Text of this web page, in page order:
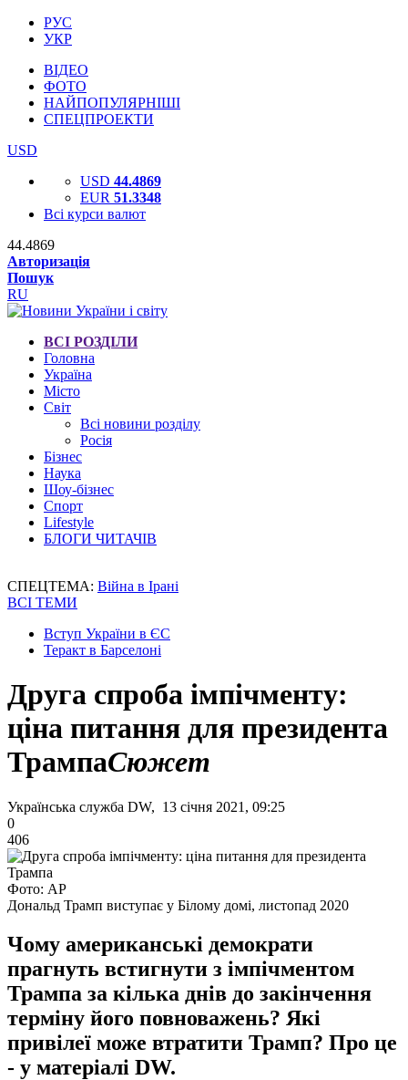
РУС
УКР
ВІДЕО
ФОТО
НАЙПОПУЛЯРНІШІ
СПЕЦПРОЕКТИ
USD
USD 44.4869
EUR 51.3348
Всі курси валют
44.4869
Авторизація
Пошук
RU
ВСІ РОЗДІЛИ
Головна
Україна
Місто
Світ
Всі новини розділу
Росія
Бізнес
Наука
Шоу-бізнес
Спорт
Lifestyle
БЛОГИ ЧИТАЧІВ
СПЕЦТЕМА: Війна в Ірані
ВСІ ТЕМИ
Вступ України в ЄС
Теракт в Барселоні
Друга спроба імпічменту:
ціна питання для президента
ТрампаСюжет
Українська служба DW, 13 січня 2021, 09:25
0
406
Фото: АР
Дональд Трамп виступає у Білому домі, листопад 2020
Чому американські демократи
прагнуть встигнути з імпічментом
Трампа за кілька днів до закінчення
терміну його повноважень? Які
привілеї може втратити Трамп? Про це
- у матеріалі DW.